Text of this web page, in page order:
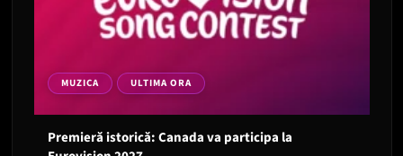
MUZICA ULTIMA ORA
Premieră istorică: Canada va participa la